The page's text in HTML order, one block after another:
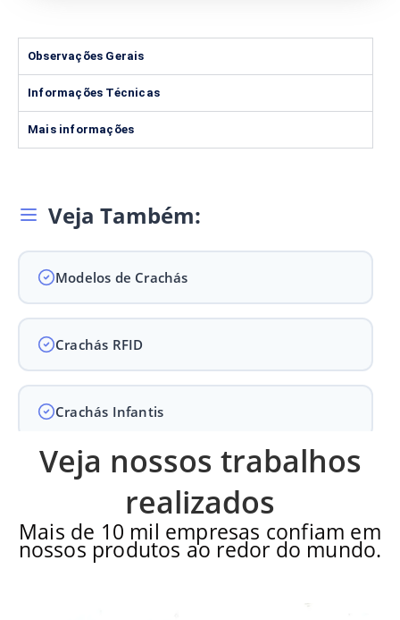
Observações Gerais
Informações Técnicas
Mais informações
Veja Também:
Modelos de Crachás
Crachás RFID
Crachás Infantis
Crachás para Empresas
Crachás para Eventos
Veja nossos trabalhos
realizados
Mais de 10 mil empresas confiam em
nossos produtos ao redor do mundo.